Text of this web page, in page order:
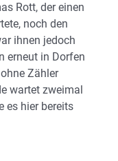
Rott, der einen
noch den
ihnen jedoch
erneut in Dorfen
Zähler
wartet zweimal
es hier bereits